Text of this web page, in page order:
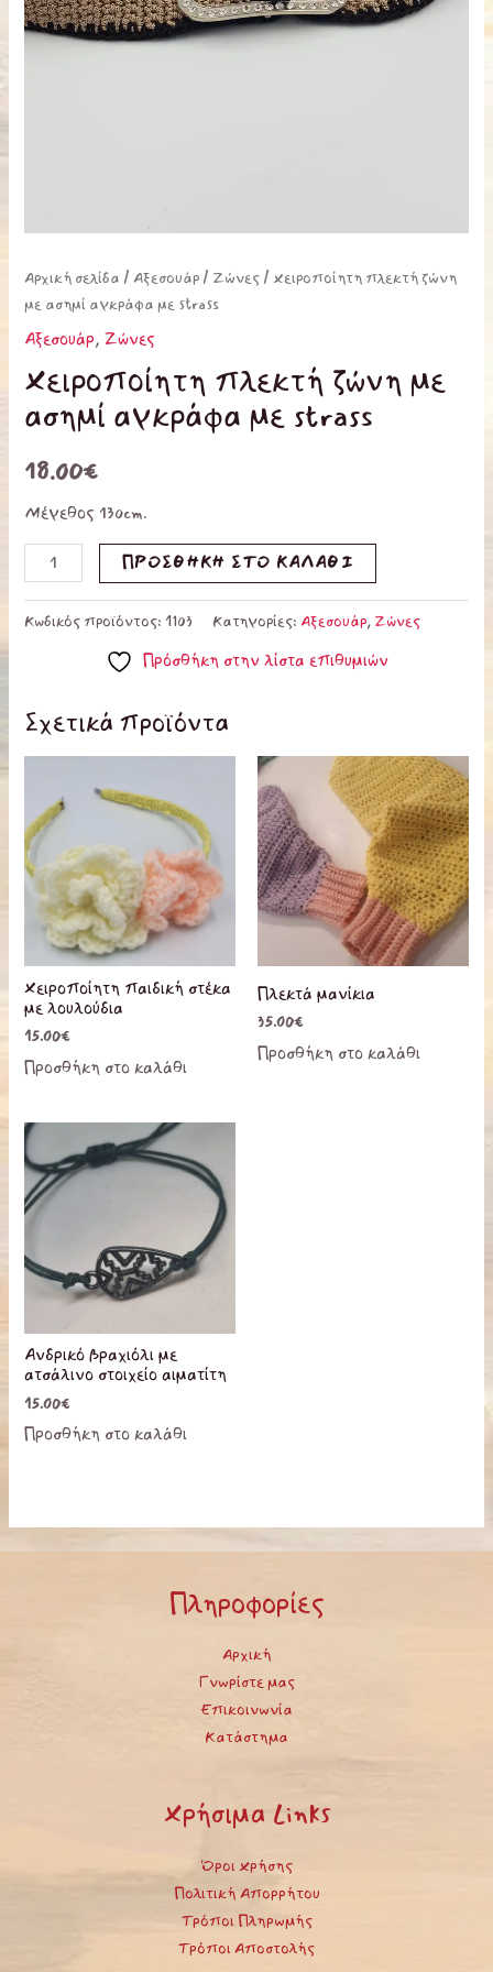
Αρχική σελίδα /Αξεσουάρ/ Ζώνες/ Χειροποίητη πλεκτή ζώνη
με ασημί αγκράφα με strass
Αξεσουάρ,Ζώνες
Χειροποίητη πλεκτή ζώνη με
ασημί αγκράφα με strass
18.00€
Μέγεθος 130cm.
ΠΡΟΣΘΉΚΗ ΣΤΟ ΚΑΛΆΘΙ
Κωδικός προϊόντος: 1103 Κατηγορίες: Αξεσουάρ,Ζώνες
Πρόσθήκη στην λίστα επιθυμιών
Σχετικά προϊόντα
Χειροποίητη παιδική στέκα
με λουλούδια
15.00€
Προσθήκη στο καλάθι
Πλεκτά μανίκια
35.00€
Προσθήκη στο καλάθι
Ανδρικό βραχιόλι με
ατσάλινο στοιχείο αιματίτη
15.00€
Προσθήκη στο καλάθι
Πληροφορίες
Αρχική
Γνωρίστε μας
Επικοινωνία
Κατάστημα
Χρήσιμα Links
Όροι Χρήσης
Πολιτική Απορρήτου
Τρόποι Πληρωμής
Τρόποι Αποστολής